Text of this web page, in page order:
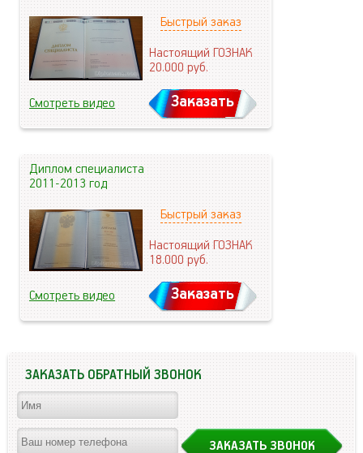
Быстрый заказ
Настоящий ГОЗНАК
20.000руб.
Смотреть видео Заказать
Диплом специалиста
2011-2013 год
Быстрый заказ
Настоящий ГОЗНАК
18.000руб.
Смотреть видео Заказать
ЗАКАЗАТЬ ОБРАТНЫЙ ЗВОНОК